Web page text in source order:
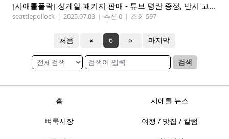
[시애틀폴락] 성게알 패키지 판매 - 튜브 명란 증정, 반시 고구마 증정
seattlepollock | 2025.07.03 | 추천 0 | 조회 597
처음 « 6 » 마지막
검색
홈 시애틀 뉴스
벼룩시장 여행 / 맛집 / 칼럼